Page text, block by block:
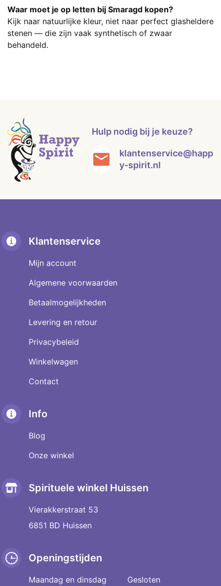
Waar moet je op letten bij Smaragd kopen?
Kijk naar natuurlijke kleur, niet naar perfect glasheldere
stenen — die zijn vaak synthetisch of zwaar
behandeld.
Hulp nodig bij je keuze?
klantenservice@happ
y-spirit.nl
Klantenservice
Mijn account
Algemene voorwaarden
Betaalmogelijkheden
Levering en retour
Privacybeleid
Winkelwagen
Contact
Info
Blog
Onze winkel
Spirituele winkel Huissen
Vierakkerstraat 53
6851 BD Huissen
Openingstijden
Maandag en dinsdag Gesloten